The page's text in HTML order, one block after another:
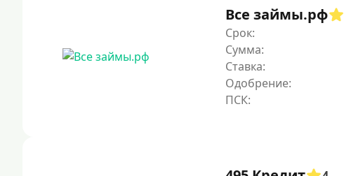
Все займы.рф
Срок:
Сумма:
Ставка:
Одобрение: